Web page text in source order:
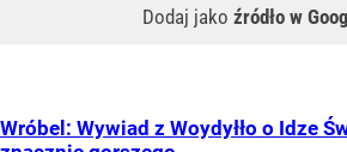
Dodaj jako źródło w
Wróbel: Wywiad z Woydyłło o Idze